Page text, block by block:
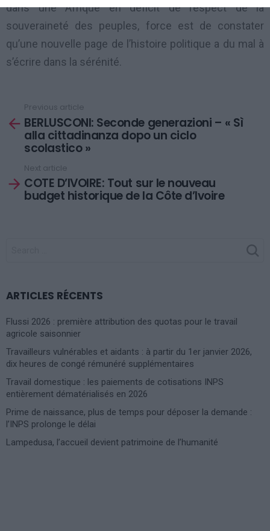
dans une Afrique en déficit de respect de la
souveraineté des peuples, force est de constater
qu’une nouvelle page de l’histoire politique a du mal à
s’écrire dans la sérénité.
more
Previous article
BERLUSCONI: Seconde generazioni – « Sì
alla cittadinanza dopo un ciclo
scolastico »
Next article
COTE D’IVOIRE: Tout sur le nouveau
budget historique de la Côte d’Ivoire
ARTICLES RÉCENTS
Flussi 2026 : première attribution des quotas pour le travail
agricole saisonnier
Travailleurs vulnérables et aidants : à partir du 1er janvier 2026,
dix heures de congé rémunéré supplémentaires
Travail domestique : les paiements de cotisations INPS
entièrement dématérialisés en 2026
Prime de naissance, plus de temps pour déposer la demande :
l’INPS prolonge le délai
Lampedusa, l’accueil devient patrimoine de l’humanité